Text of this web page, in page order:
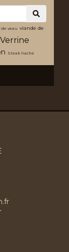
veau viande de
Verrine
Steak hache